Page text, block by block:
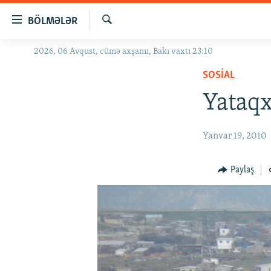
BÖLMƏLƏR
GÜNDƏM
Axtar
2026, 06 Avqust, cümə axşamı, Bakı vaxtı 23:10
SOSIAL
Yanvar 19, 2010
Paylaş